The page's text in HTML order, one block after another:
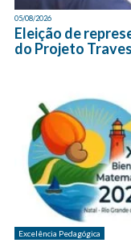
05/08/2026
Eleição de
do Projeto
Excelência Pedagógica